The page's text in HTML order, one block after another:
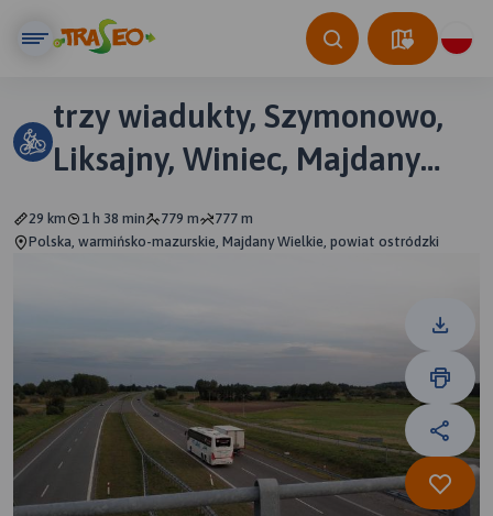
trzy wiadukty, Szymonowo,
Liksajny, Winiec, Majdany
29 km 1 h 38 min 779 m
777 m
Polska, warmińsko-mazurskie, Majdany Wielkie, powiat ostródzki